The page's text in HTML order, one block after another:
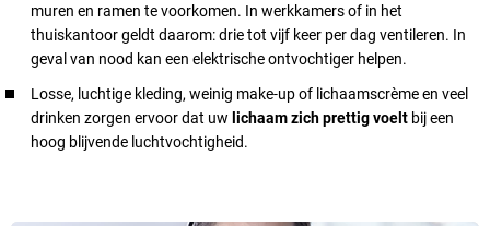
muren en ramen te voorkomen. In werkkamers of in het
thuiskantoor geldt daarom: drie tot vijf keer per dag ventileren. In
geval van nood kan een elektrische ontvochtiger helpen.
Losse, luchtige kleding, weinig make-up of lichaamscrème en veel
drinken zorgen ervoor dat uw lichaam zich prettig voelt bij een
hoog blijvende luchtvochtigheid.